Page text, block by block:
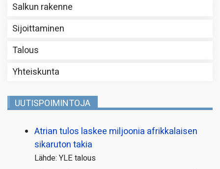
Salkun rakenne
Sijoittaminen
Talous
Yhteiskunta
UUTISPOIMINTOJA
Atrian tulos laskee miljoonia afrikkalaisen
sikaruton takia
Lähde: YLE talous